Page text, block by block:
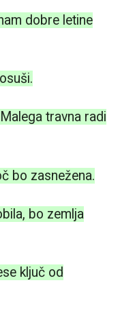
dobre letine
travna radi
bo zasnežena.
bo zemlja
ključ od